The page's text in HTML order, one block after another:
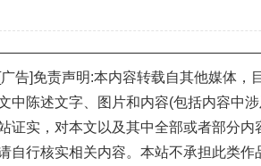
[广告]免责声明:本内容转载自其他媒体，
中陈述文字、图片和内容(包括内容中
证实，对本文以及其中全部或者部分
自行核实相关内容。本站不承担此类